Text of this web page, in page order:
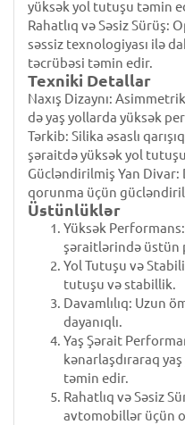
yüksək yol tutuşu təmin
Rahatlıq və Səsiz Sürüş:
səssiz texnologiyası ilə
təcrübəsi təmin edir.
Texniki Detallar
Naxış Dizaynı:
də yaş yollarda yüksək
Tərkib: Silika əsaslı
şəraitdə yüksək yol
Gücləndirilmiş Yan Divar:
qorunma üçün
Üstünlüklər
Yüksək
şəraitlərində üstün
Yol Tutuşu və
tutuşu və stabillik.
Davamlılıq: Uzun
dayanıqlı.
Yaş Şərait
kənarlaşdıraraq
təmin edir.
Rahatlıq və Səsiz
avtomobillər üçün